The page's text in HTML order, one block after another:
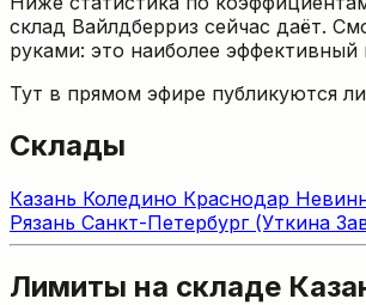
склад Вайлдберриз сейчас даёт.
руками: это наиболее
Тут в прямом эфире публикуются
Склады
Казань Коледино Краснодар
Рязань Санкт-Петербург (Уткина
Лимиты на складе